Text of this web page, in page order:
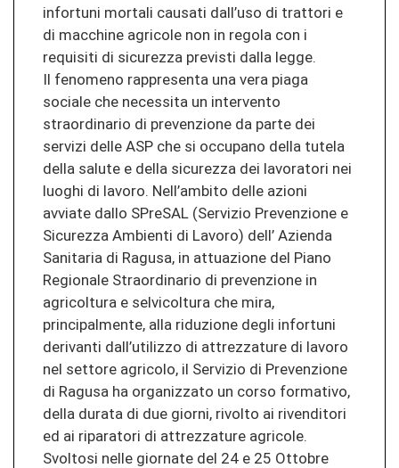
infortuni mortali causati dall’uso di trattori e
di macchine agricole non in regola con i
requisiti di sicurezza previsti dalla legge.
Il fenomeno rappresenta una vera piaga
sociale che necessita un intervento
straordinario di prevenzione da parte dei
servizi delle ASP che si occupano della tutela
della salute e della sicurezza dei lavoratori nei
luoghi di lavoro. Nell’ambito delle azioni
avviate dallo SPreSAL (Servizio Prevenzione e
Sicurezza Ambienti di Lavoro) dell’ Azienda
Sanitaria di Ragusa, in attuazione del Piano
Regionale Straordinario di prevenzione in
agricoltura e selvicoltura che mira,
principalmente, alla riduzione degli infortuni
derivanti dall’utilizzo di attrezzature di lavoro
nel settore agricolo, il Servizio di Prevenzione
di Ragusa ha organizzato un corso formativo,
della durata di due giorni, rivolto ai rivenditori
ed ai riparatori di attrezzature agricole.
Svoltosi nelle giornate del 24 e 25 Ottobre